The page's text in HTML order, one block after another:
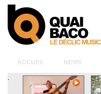
ACCUEIL NEWS
.